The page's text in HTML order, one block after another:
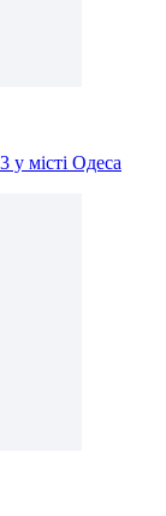
місті Одеса